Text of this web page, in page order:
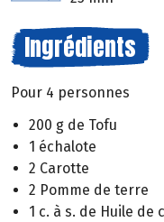
Ingrédients
Pour 4 personnes
200 g de Tofu
1 échalote
2 Carotte
2 Pomme de terre
1 c. à s. de Huile de